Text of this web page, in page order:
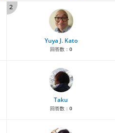
2
Yuya J. Kato
回答数： 0
Taku
回答数： 0